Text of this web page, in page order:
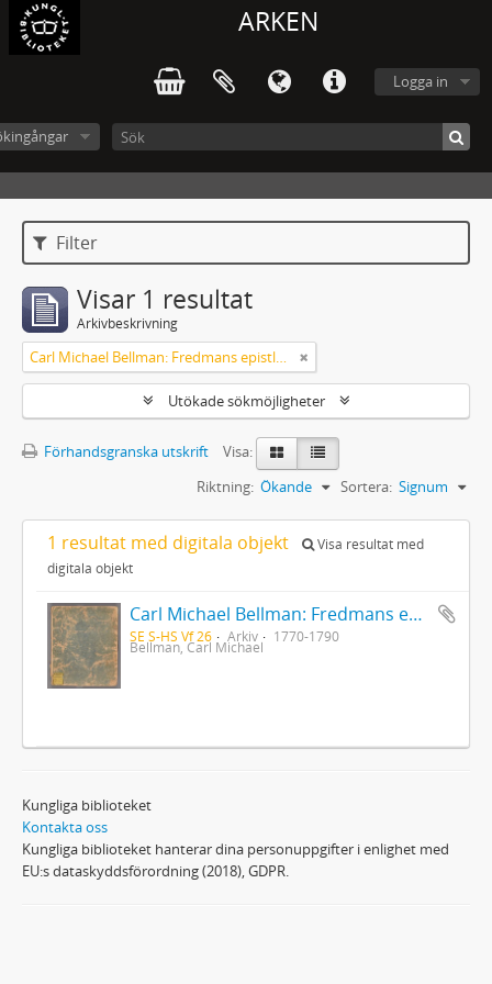
ARKEN
Logga in
Filter
Visar 1 resultat
Arkivbeskrivning
Carl Michael Bellman: Fredmans epistlar [Nechers ex.]. Ep. 1-50
Utökade sökmöjligheter
Förhandsgranska utskrift
Visa:
Sortera: Signum
Riktning: Ökande
1 resultat med digitala objekt
Visa resultat med
digitala objekt
Carl Michael Bellman: Fredmans epistlar [Nechers ex.]. Ep. 1-50
SE S-HS Vf 26 Arkiv 1770-1790
Bellman, Carl Michael
Kungliga biblioteket
Kontakta oss
Kungliga biblioteket hanterar dina personuppgifter i enlighet med
EU:s dataskyddsförordning (2018), GDPR.